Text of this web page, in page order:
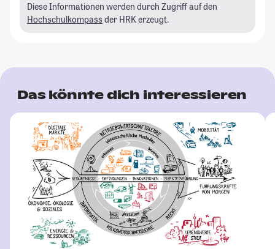
Diese Informationen werden durch Zugriff auf den
Hochschulkompass der HRK erzeugt.
Das könnte dich interessieren